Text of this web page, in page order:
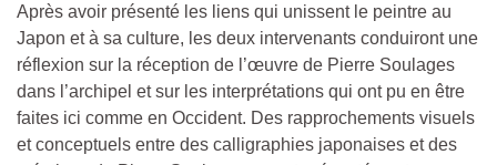
Après avoir présenté les liens qui unissent le peintre au
Japon et à sa culture, les deux intervenants conduiront une
réflexion sur la réception de l’œuvre de Pierre Soulages
dans l’archipel et sur les interprétations qui ont pu en être
faites ici comme en Occident. Des rapprochements visuels
et conceptuels entre des calligraphies japonaises et des